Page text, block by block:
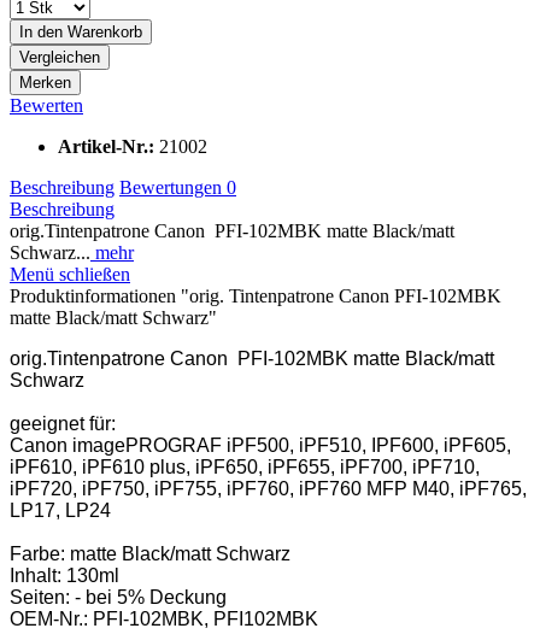
In den Warenkorb
Vergleichen
Merken
Bewerten
Artikel-Nr.: 21002
Beschreibung Bewertungen 0
Beschreibung
orig.Tintenpatrone Canon PFI-102MBK matte Black/matt
Schwarz... mehr
Menü schließen
Produktinformationen "orig. Tintenpatrone Canon PFI-102MBK
matte Black/matt Schwarz"
orig.Tintenpatrone Canon PFI-102MBK matte Black/matt
Schwarz
geeignet für:
Canon imagePROGRAF iPF500, iPF510, IPF600, iPF605,
iPF610, iPF610 plus, iPF650, iPF655, iPF700, iPF710,
iPF720, iPF750, iPF755, iPF760, iPF760 MFP M40, iPF765,
LP17, LP24
Farbe: matte Black/matt Schwarz
Inhalt: 130ml
Seiten: - bei 5% Deckung
OEM-Nr.: PFI-102MBK, PFI102MBK